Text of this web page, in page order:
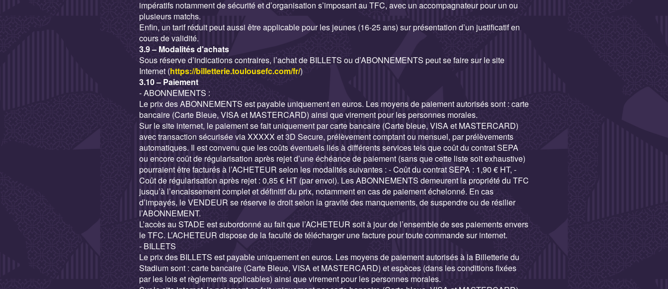
impératifs notamment de sécurité et d’organisation s’imposant au TFC, avec un accompagnateur pour un ou
plusieurs matchs.
Enfin, un tarif réduit peut aussi être applicable pour les jeunes (16-25 ans) sur présentation d’un justificatif en
cours de validité.
3.9 – Modalités d'achats
Sous réserve d’indications contraires, l’achat de BILLETS ou d’ABONNEMENTS peut se faire sur le site
Internet (https://billetterie.toulousefc.com/fr/)
3.10 – Paiement
- ABONNEMENTS :
Le prix des ABONNEMENTS est payable uniquement en euros. Les moyens de paiement autorisés sont : carte
bancaire (Carte Bleue, VISA et MASTERCARD) ainsi que virement pour les personnes morales.
Sur le site internet, le paiement se fait uniquement par carte bancaire (Carte bleue, VISA et MASTERCARD)
avec transaction sécurisée via XXXXX et 3D Secure, prélèvement comptant ou mensuel, par prélèvements
automatiques. Il est convenu que les coûts éventuels liés à différents services tels que coût du contrat SEPA
ou encore coût de régularisation après rejet d’une échéance de paiement (sans que cette liste soit exhaustive)
pourraient être facturés à l’ACHETEUR selon les modalités suivantes : - Coût du contrat SEPA : 1,90 € HT, -
Coût de régularisation après rejet : 0,85 € HT (par envoi). Les ABONNEMENTS demeurent la propriété du TFC
jusqu’à l’encaissement complet et définitif du prix, notamment en cas de paiement échelonné. En cas
d’impayés, le VENDEUR se réserve le droit selon la gravité des manquements, de suspendre ou de résilier
l’ABONNEMENT.
L’accès au STADE est subordonné au fait que l’ACHETEUR soit à jour de l’ensemble de ses paiements envers
le TFC. L’ACHETEUR dispose de la faculté de télécharger une facture pour toute commande sur internet.
- BILLETS
Le prix des BILLETS est payable uniquement en euros. Les moyens de paiement autorisés à la Billetterie du
Stadium sont : carte bancaire (Carte Bleue, VISA et MASTERCARD) et espèces (dans les conditions fixées
par les lois et règlements applicables) ainsi que virement pour les personnes morales.